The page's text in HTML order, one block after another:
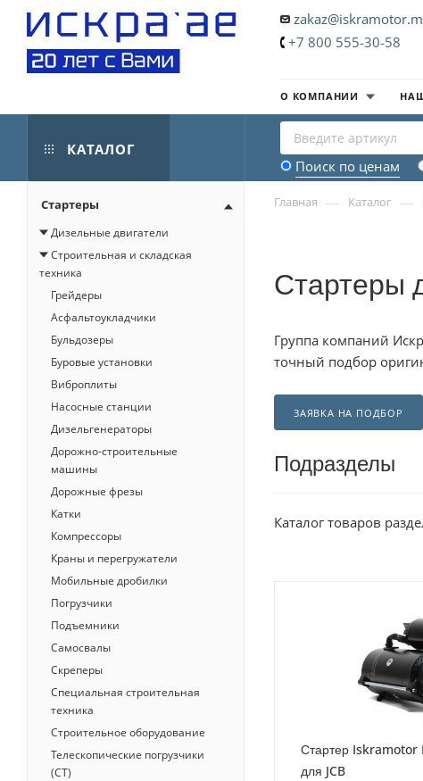
+7 800 555-30-58
О КОМПАНИИ
КАТАЛОГ
Поиск по ценам
Главная — Каталог —
Стартеры
Группа компаний
точный подбор
ЗАЯВКА НА ПОДБОР
Подразделы
Каталог товаров
Стартер Iskramotor
для JCB
Стартеры
Дизельные двигатели
Строительная и складская
техника
Грейдеры
Асфальтоукладчики
Бульдозеры
Буровые установки
Виброплиты
Насосные станции
Дизельгенераторы
Дорожно-строительные
машины
Дорожные фрезы
Катки
Компрессоры
Краны и перегружатели
Мобильные дробилки
Погрузчики
Подъемники
Самосвалы
Скреперы
Специальная строительная
техника
Строительное оборудование
Телескопические погрузчики
(СТ)